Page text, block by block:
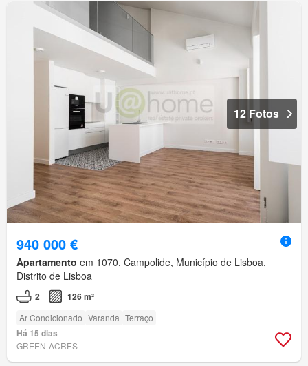
12 Fotos
940 000 €
Apartamento em 1070, Campolide, Município de Lisboa,
Distrito de Lisboa
2 126 m²
Ar Condicionado Varanda Terraço
Há 15 dias
GREEN-ACRES